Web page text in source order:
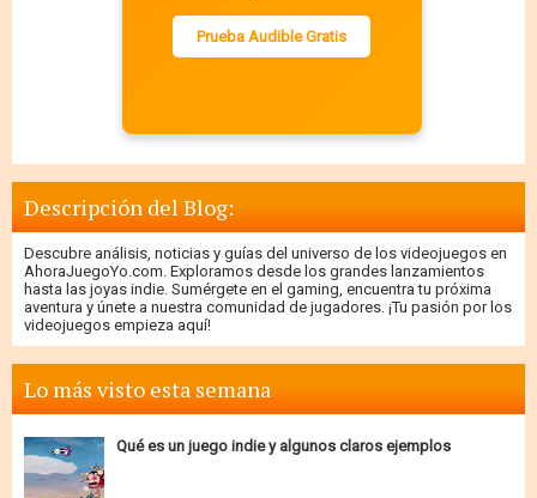
Prueba Audible Gratis
Descripción del Blog:
Descubre análisis, noticias y guías del universo de los videojuegos en
AhoraJuegoYo.com. Exploramos desde los grandes lanzamientos
hasta las joyas indie. Sumérgete en el gaming, encuentra tu próxima
aventura y únete a nuestra comunidad de jugadores. ¡Tu pasión por los
videojuegos empieza aquí!
Lo más visto esta semana
Qué es un juego indie y algunos claros ejemplos